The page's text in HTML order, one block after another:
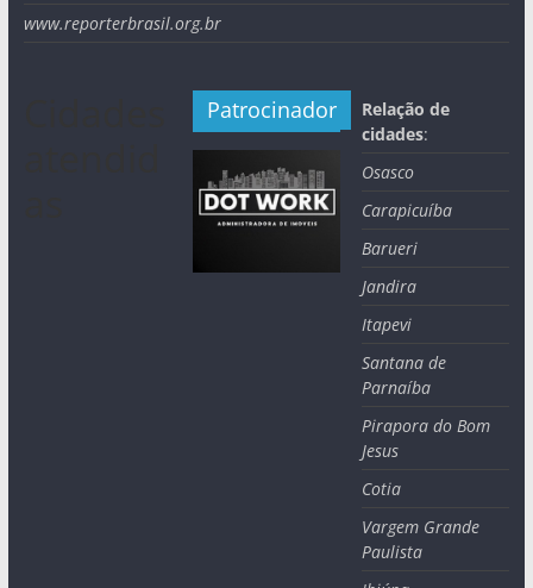
www.reporterbrasil.org.br
Patrocinador
Relação de
cidades:
Osasco
Carapicuíba
Barueri
Jandira
Itapevi
Santana de
Parnaíba
Pirapora do Bom
Jesus
Cotia
Vargem Grande
Paulista